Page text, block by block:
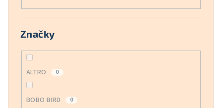
Značky
ALTRO 0
BOBO BIRD 0